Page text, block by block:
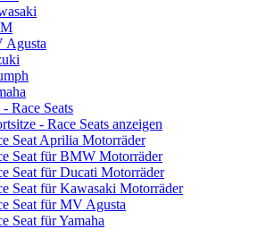
Agusta
Race Seats
- Race Seats anzeigen
Seat Aprilia Motorräder
Seat für BMW Motorräder
Seat für Ducati Motorräder
Seat für Kawasaki Motorräder
Seat für MV Agusta
Seat für Yamaha